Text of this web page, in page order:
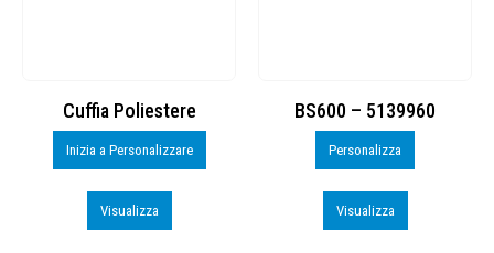
Cuffia Poliestere
Inizia a Personalizzare
Visualizza
BS600 – 5139960
Personalizza
Visualizza